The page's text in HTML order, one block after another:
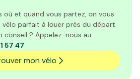
où et quand vous partez, on vous
vélo parfait à louer près du départ.
conseil ? Appelez-nous au
57 47
mon vélo